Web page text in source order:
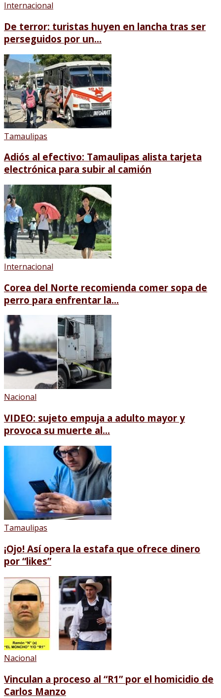
Internacional
De terror: turistas huyen en lancha tras ser
perseguidos por un...
Tamaulipas
Adiós al efectivo: Tamaulipas alista tarjeta
electrónica para subir al camión
Internacional
Corea del Norte recomienda comer sopa de
perro para enfrentar la...
Nacional
VIDEO: sujeto empuja a adulto mayor y
provoca su muerte al...
Tamaulipas
¡Ojo! Así opera la estafa que ofrece dinero
por “likes”
Nacional
Vinculan a proceso al “R1” por el homicidio de
Carlos Manzo